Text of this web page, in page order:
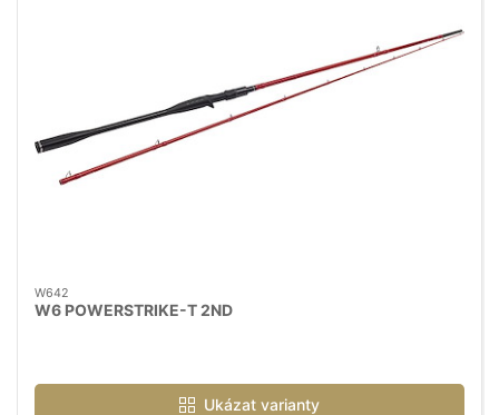
W642
W6 POWERSTRIKE-T 2ND
Ukázat varianty